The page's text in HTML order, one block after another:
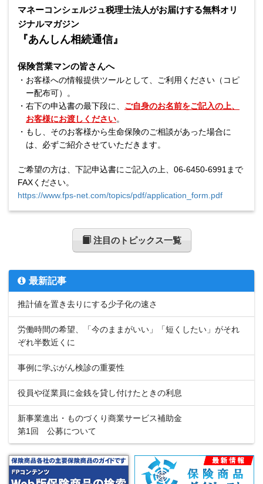
マネーコンシェルジュ税理士法人がお届けする無料オリ
ジナルマガジン
『あんしん相続通信』
保険営業マンの皆さんへ
・ お客様への情報提供ツールとして、ご利用ください（コピ
ー配布可）。
・ 右下の申込書の最下段に、 ご自身のお名前をご記入の上、
お客様にお渡しください。
・ もし、そのお客様から生命保険のご相談があった場合に
は、 必ずご紹介させていただきます。
ご希望の方は、下記申込書にご記入の上、06-6450-6991まで
FAXください。
https://www.fps-net.com/topics/pdf/application_form.pdf
注目のトピックス一覧
最新記事
推計値を置き去りにする少子化の速さ
労働時間の希望、「今のままがいい」「短くしたい」がそれ
ぞれ半数近くに
事例に学ぶがん検診の重要性
役員や従業員に金銭を貸し付けたときの利息
新事業進出・ものづくり商業サービス補助金
第1回 公募について